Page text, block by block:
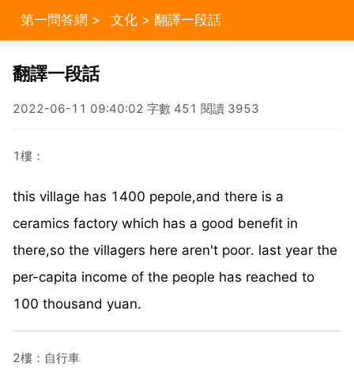
第一問答網 > 文化 > 翻譯一段話
翻譯一段話
2022-06-11 09:40:02 字數 451 閱讀 3953
1樓：
this village has 1400 pepole,and there is a
ceramics factory which has a good benefit in
there,so the villagers here aren't poor. last year the
per-capita income of the people has reached to
100 thousand yuan.
2樓：自行車